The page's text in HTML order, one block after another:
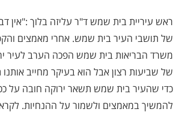
ראש עיריית בית שמש ד"ר עליזה בלוך :"אין
של תושבי העיר בית שמש. אחרי מאמצים
משרד הבריאות בית שמש הפכה הערב לעיר
של שביעות רצון אבל הוא בעיקר מחייב
כדי שהעיר בית שמש תשאר ירוקה חובה על
להמשיך במאמצים ולשמור על ההנחיות.